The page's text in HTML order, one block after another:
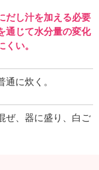
だし汁を加える必要
通じて水分量の変化
い。
に炊く。
ぜ、器に盛り、白ご